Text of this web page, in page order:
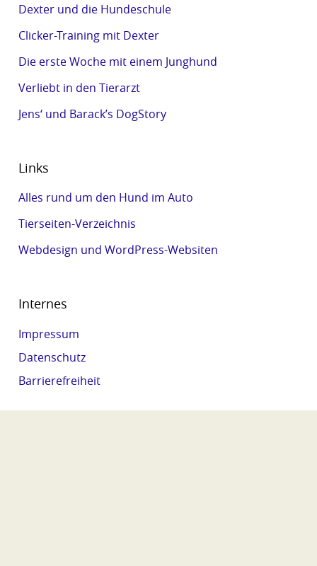
Dexter und die Hundeschule
Clicker-Training mit Dexter
Die erste Woche mit einem Junghund
Verliebt in den Tierarzt
Jens‘ und Barack’s DogStory
Links
Alles rund um den Hund im Auto
Tierseiten-Verzeichnis
Webdesign und WordPress-Websiten
Internes
Impressum
Datenschutz
Barrierefreiheit